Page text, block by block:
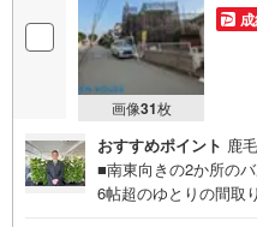
画像31枚
おすすめポイント 鹿
■南東向きの2か所の
6帖超のゆとりの間取